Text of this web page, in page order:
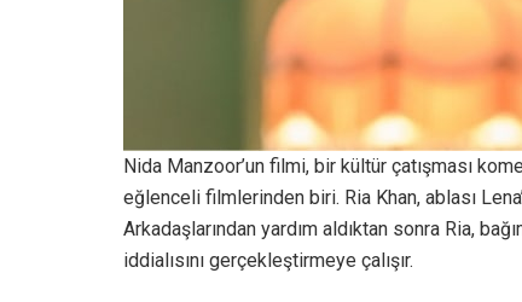
Nida Manzoor’un filmi, bir kültür çatışması
eğlenceli filmlerinden biri. Ria Khan, ablası
Arkadaşlarından yardım aldıktan sonra Ria,
iddialısını gerçekleştirmeye çalışır.